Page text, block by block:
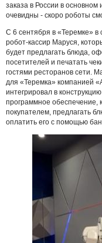
заказа в России в
очевидны - скоро роботы
С 6 сентября в «Теремке»
робот-кассир Маруся,
будет предлагать блюда,
посетителей и печатать
гостями ресторанов сети.
для «Теремка» компанией
интегрировал в
программное обеспечение,
покупателем, предлагать
оплатить его с помощью